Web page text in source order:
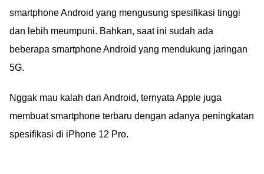
smartphone Android yang mengusung spesifikasi tinggi
dan lebih meumpuni. Bahkan, saat ini sudah ada
beberapa smartphone Android yang mendukung jaringan
5G.
Nggak mau kalah dari Android, ternyata Apple juga
membuat smartphone terbaru dengan adanya peningkatan
spesifikasi di iPhone 12 Pro.